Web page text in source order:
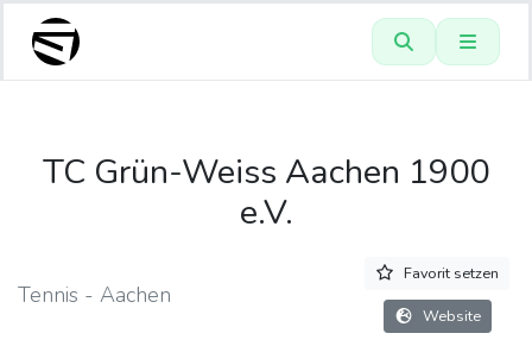
TC Grün-Weiss Aachen 1900
e.V.
Tennis - Aachen
Favorit setzen
Website